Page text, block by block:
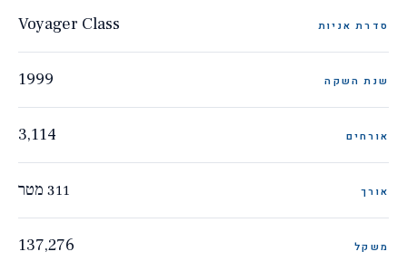
סדרת אניות Voyager Class
שנת השקה 1999
אורחים 3,114
אורך 311 מטר
משקל 137,276